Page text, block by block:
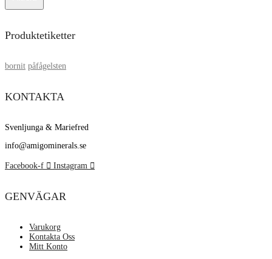
Produktetiketter
bornit påfågelsten
KONTAKTA
Svenljunga & Mariefred
info@amigominerals.se
Facebook-f Instagram
GENVÄGAR
Varukorg
Kontakta Oss
Mitt Konto